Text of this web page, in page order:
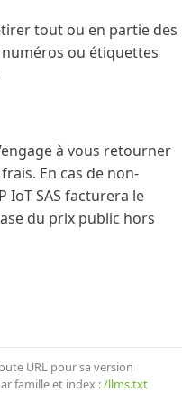
tout ou en partie des
ou étiquettes
à vous retourner
En cas de non-
IoT SAS facturera le
du prix public hors
URL pour sa version
famille et index :/llms.txt